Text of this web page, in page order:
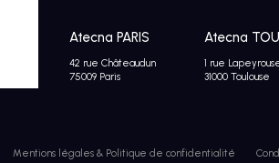
Atecna PARIS
42 rue Châteaudun
75009 Paris
Atecna
1 rue
31000 Toulouse
Mentions légales & Politique de confidentialité